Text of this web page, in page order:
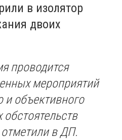
в изолятор
двоих
проводится
мероприятий
и объективного
обстоятельств
в ДП.